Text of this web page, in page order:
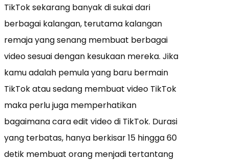
TikTok sekarang banyak di sukai dari
berbagai kalangan, terutama kalangan
remaja yang senang membuat berbagai
video sesuai dengan kesukaan mereka. Jika
kamu adalah pemula yang baru bermain
TikTok atau sedang membuat video TikTok
maka perlu juga memperhatikan
bagaimana cara edit video di TikTok. Durasi
yang terbatas, hanya berkisar 15 hingga 60
detik membuat orang menjadi tertantang